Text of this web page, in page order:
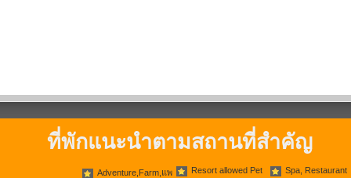
ที่พักแนะนำตามสถานที่สำคัญ
Adventure,Farm,แพ Resort allowed Pet Spa, Restaurant